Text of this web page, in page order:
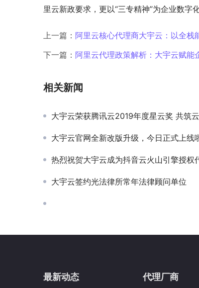
里云新政要求，更以“三专精神”为企业数字
上一篇： 阿里云核心代理商大宇云：以全栈
下一篇： 阿里云代理政策解析：大宇云赋能
相关新闻
大宇云荣获腾讯云2019年度星云奖 共筑
大宇云官网全新改版升级，今日正式上线
热烈祝贺大宇云成为抖音云火山引擎授权
大宇云签约光法律所常年法律顾问单位
最新动态 代理厂商